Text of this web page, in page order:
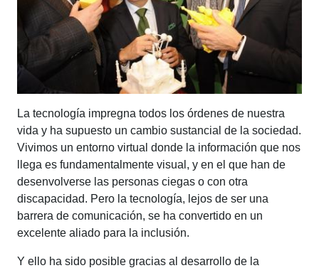
La tecnología impregna todos los órdenes de nuestra
vida y ha supuesto un cambio sustancial de la sociedad.
Vivimos un entorno virtual donde la información que nos
llega es fundamentalmente visual, y en el que han de
desenvolverse las personas ciegas o con otra
discapacidad. Pero la tecnología, lejos de ser una
barrera de comunicación, se ha convertido en un
excelente aliado para la inclusión.
Y ello ha sido posible gracias al desarrollo de la